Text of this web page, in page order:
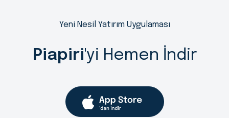
Yeni Nesil Yatırım Uygulaması
Piapiri'yi Hemen İndir